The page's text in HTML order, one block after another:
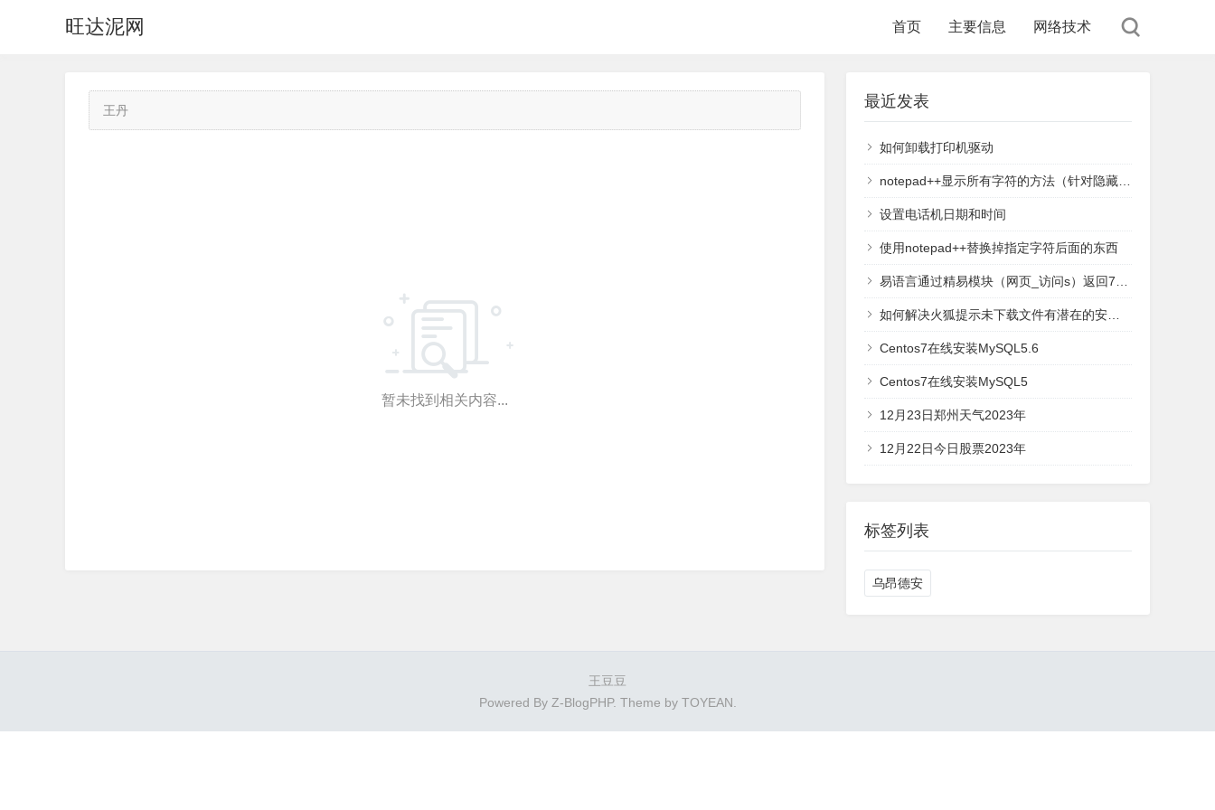
旺达泥网 首页 主要信息 网络技术
王丹
暂未找到相关内容...
最近发表
如何卸载打印机驱动
notepad++显示所有字符的方法（针对隐藏的回车换行空格）
设置电话机日期和时间
使用notepad++替换掉指定字符后面的东西
易语言通过精易模块（网页_访问s）返回711错误码解决方案
如何解决火狐提示未下载文件有潜在的安全风险
Centos7在线安装MySQL5.6
Centos7在线安装MySQL5
12月23日郑州天气2023年
12月22日今日股票2023年
标签列表
乌昂德安
王豆豆
Powered By Z-BlogPHP. Theme by TOYEAN